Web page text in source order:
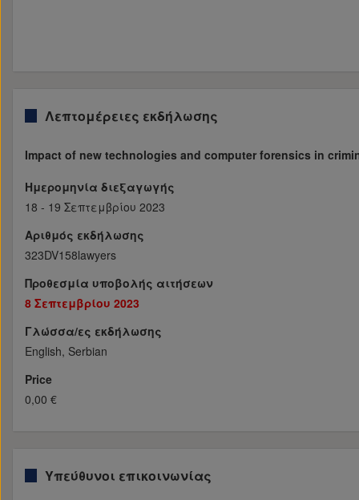
Λεπτομέρειες εκδήλωσης
Impact of new technologies and computer forensics in
Ημερομηνία διεξαγωγής
18 - 19 Σεπτεμβρίου 2023
Αριθμός εκδήλωσης
323DV158lawyers
Προθεσμία υποβολής αιτήσεων
8 Σεπτεμβρίου 2023
Γλώσσα/ες εκδήλωσης
English, Serbian
Price
0,00 €
Υπεύθυνοι επικοινωνίας